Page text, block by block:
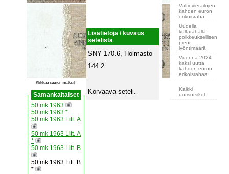
Klikkaa suuremmaksi!
Samankaltaiset
50 mk 1963
50 mk 1963 *
50 mk 1963 Litt. A
50 mk 1963 Litt. A
*
50 mk 1963 Litt. B
50 mk 1963 Litt. B
*
Lisätietoja / kuvaus
setelistä
SNY 170.6, Holmasto
144.2
Korvaava seteli.
Valtiovierailujen
kahden euron
erikoisraha
Uudella
kultarahalla
poikkeuksellisen
pieni
lyöntimäärä
Vuonna 2024
kaksi uutta
kahden euron
erikoisrahaa
Kaikki
uutisotsikot